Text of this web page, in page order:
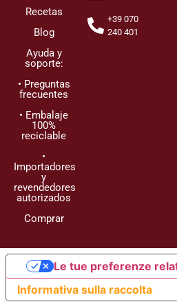
Recetas
Blog
Ayuda y
soporte:
• Preguntas
frecuentes
• Embalaje
100%
reciclable
•
Importadores
y
revendedores
autorizados
Comprar
+39 070
240 401
Informativa sulla raccolta
Le tue preferenze